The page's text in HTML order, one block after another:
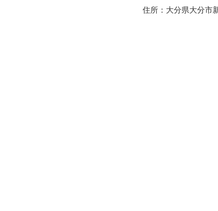
住所：大分県大分市